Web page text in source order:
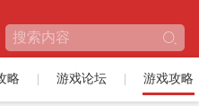
略 游戏论坛 游戏攻略